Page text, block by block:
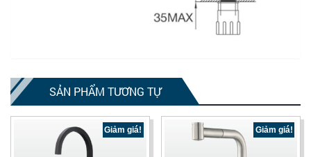
SẢN PHẨM TƯƠNG TỰ
Giảm giá! Giảm giá!